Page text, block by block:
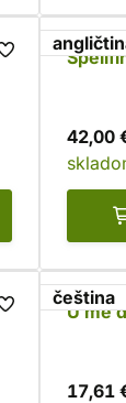
42,00
čeština
U mě
17,61